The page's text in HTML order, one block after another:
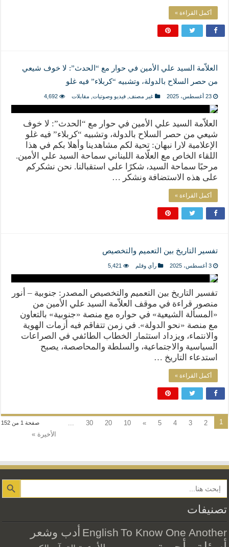
أكمل القراءة »
العلاّمة السيد علي الأمين في حوار مع “الحدث”: لا خوف شيعي
من حصر السلاح بالدولة، وتشبيه “كربلاء” فيه غلو
23 أغسطس، 2025 غير مصنف, فيديو وصوتيات, مقابلات 4,692
العلاّمة السيد علي الأمين في حوار مع “الحدث”: لا خوف
شيعي من حصر السلاح بالدولة، وتشبيه “كربلاء” فيه غلو
الإعلامية لارا نبهان: تحية لكم مشاهدينا وأهلا بكم في هذا
اللقاء الخاص مع العلّامة اللبناني سماحة السيد علي الأمين.
مرحبًا سماحة السيد، شكرًا على استقبالنا. نحن نشكركم
على هذه الاستضافة ونشكر …
أكمل القراءة »
تفسير التاريخ بين التعميم والتخصيص
3 أغسطس، 2025 رأي وقلم 5,421
تفسير التاريخ بين التعميم والتخصيص المصدر: جنوبية – أنور
منصور قراءة في موقف العلاّمة السيد علي الأمين من
«المسألة الشيعية» في حواره مع منصة «جنوبية» بالتعاون
مع منصة «نحو الدولة». في زمن تتفاقم فيه أزمات الهوية
والانتماء، ويزداد استثمار الخطاب الطائفي في الصراعات
السياسية والاجتماعية، والسلطة والمحاصصة، يصبح
استدعاء التاريخ …
أكمل القراءة »
صفحة 1 من 152 1
2
3
4
5
»
10
20
30
الأخيرة »
Search Button
تصنيفات
English To Know One Another أدب وشعر